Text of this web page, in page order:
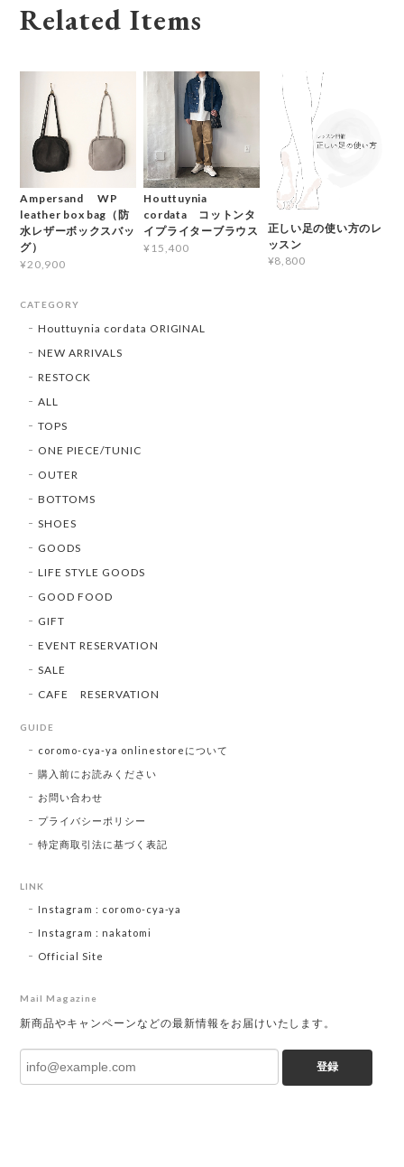
Related Items
Ampersand WP
leather box bag（防
水レザーボックスバッ
グ）
¥20,900
Houttuynia
cordata コットンタ
イプライターブラウス
¥15,400
正しい足の使い方のレ
ッスン
¥8,800
CATEGORY
Houttuynia cordata ORIGINAL
NEW ARRIVALS
RESTOCK
ALL
TOPS
ONE PIECE/TUNIC
OUTER
BOTTOMS
SHOES
GOODS
LIFE STYLE GOODS
GOOD FOOD
GIFT
EVENT RESERVATION
SALE
CAFE RESERVATION
GUIDE
coromo-cya-ya onlinestoreについて
購入前にお読みください
お問い合わせ
プライバシーポリシー
特定商取引法に基づく表記
LINK
Instagram : coromo-cya-ya
Instagram : nakatomi
Official Site
Mail Magazine
新商品やキャンペーンなどの最新情報をお届けいたします。
登録